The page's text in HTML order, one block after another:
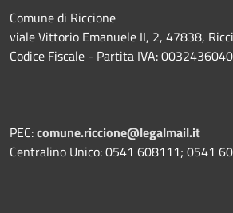
Comune di Riccione
viale Vittorio Emanuele II, 2, 47838,
Codice Fiscale - Partita IVA:
PEC:comune.riccione@legalmail.it
Centralino Unico: 0541 608111; 0541